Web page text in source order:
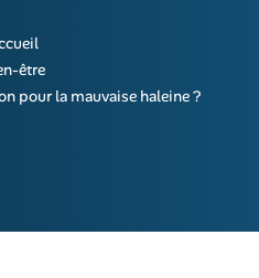
être
pour la mauvaise haleine ?